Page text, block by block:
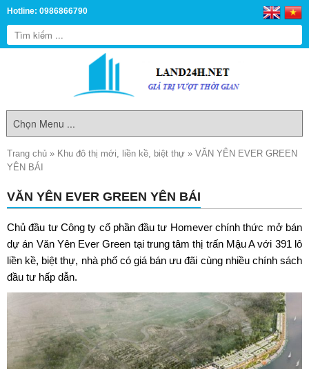
Hotline: 0986866790
Trang chủ » Khu đô thị mới, liền kề, biệt thự » VĂN YÊN EVER GREEN
YÊN BÁI
VĂN YÊN EVER GREEN YÊN BÁI
Chủ đầu tư Công ty cổ phần đầu tư Homever chính thức mở bán
dự án Văn Yên Ever Green tại trung tâm thị trấn Mậu A với 391 lô
liền kề, biệt thự, nhà phố có giá bán ưu đãi cùng nhiều chính sách
đầu tư hấp dẫn.